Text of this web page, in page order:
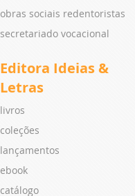
obras sociais redentoristas
secretariado vocacional
Editora Ideias &
Letras
livros
coleções
lançamentos
ebook
catálogo